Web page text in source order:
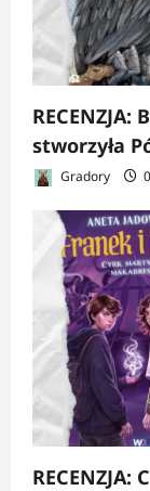
stworzyła
Gradory